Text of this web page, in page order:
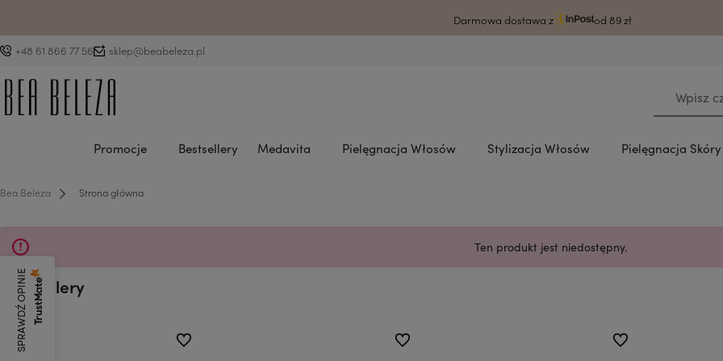
Drodzy klienci ze względu na awarię systemu czas wysyłki może ulec
Darmowa dostawa z od 89 zł
+48 61 866 77 56 sklep@beabeleza.pl
Promocje Bestsellery Medavita Pielęgnacja Włosów Stylizacja Włosów Pielęgnacja Skóry
Bea Beleza Strona główna
Ten produkt jest niedostępny.
Bestsellery
do ulubionych do ulubionych do ulubionych
SPRAWDŹ OPINIE